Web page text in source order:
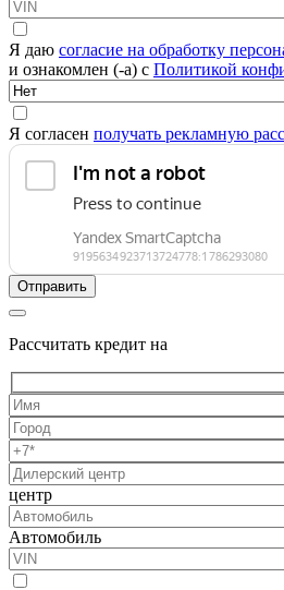
Я даю согласие на обработку
и ознакомлен (-а) с Политикой
Я согласен получать рекламную
Рассчитать кредит на
центр
Автомобиль